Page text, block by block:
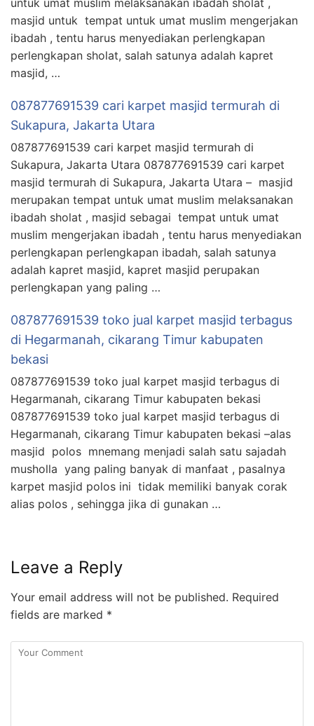
masjid untuk tempat untuk umat muslim mengerjakan
ibadah , tentu harus menyediakan perlengkapan
perlengkapan sholat, salah satunya adalah kapret
masjid, …
087877691539 cari karpet masjid termurah di
Sukapura, Jakarta Utara
087877691539 cari karpet masjid termurah di
Sukapura, Jakarta Utara 087877691539 cari karpet
masjid termurah di Sukapura, Jakarta Utara – masjid
merupakan tempat untuk umat muslim melaksanakan
ibadah sholat , masjid sebagai tempat untuk umat
muslim mengerjakan ibadah , tentu harus menyediakan
perlengkapan perlengkapan ibadah, salah satunya
adalah kapret masjid, kapret masjid perupakan
perlengkapan yang paling …
087877691539 toko jual karpet masjid terbagus
di Hegarmanah, cikarang Timur kabupaten
bekasi
087877691539 toko jual karpet masjid terbagus di
Hegarmanah, cikarang Timur kabupaten bekasi
087877691539 toko jual karpet masjid terbagus di
Hegarmanah, cikarang Timur kabupaten bekasi –alas
masjid polos mnemang menjadi salah satu sajadah
musholla yang paling banyak di manfaat , pasalnya
karpet masjid polos ini tidak memiliki banyak corak
alias polos , sehingga jika di gunakan …
Leave a Reply
Your email address will not be published. Required
fields are marked *